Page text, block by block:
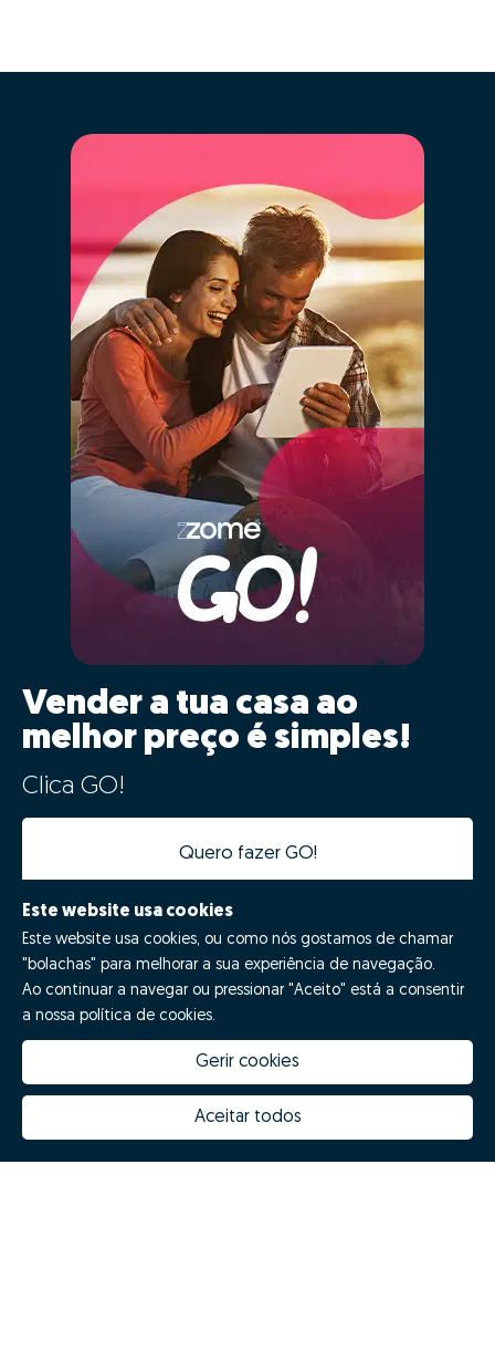
Vender a tua casa ao
melhor preço é simples!
Clica GO!
Quero fazer GO!
Porquê escolher a Zome
Inovação Zome
Hubs Zome
Este website usa cookies
Este website usa cookies, ou como nós gostamos de chamar
"bolachas" para melhorar a sua experiência de navegação.
Ao continuar a navegar ou pressionar "Aceito" está a consentir
a nossa política de cookies.
Gerir cookies
Aceitar todos